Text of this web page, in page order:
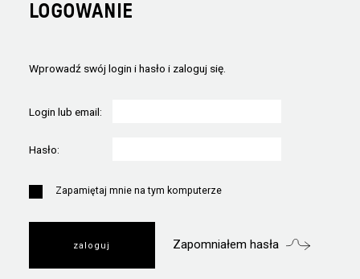
LOGOWANIE
Wprowadź swój login i hasło i zaloguj się.
Login lub email:
Hasło:
Zapamiętaj mnie na tym komputerze
Zapomniałem hasła